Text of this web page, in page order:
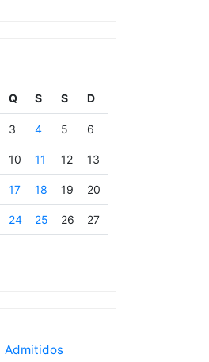
Q S S D
3 4 5 6
10 11 12 13
17 18 19 20
24 25 26 27
Admitidos